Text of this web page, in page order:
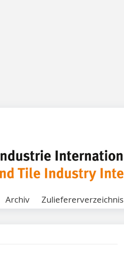
Archiv Zuliefererverzeichnis